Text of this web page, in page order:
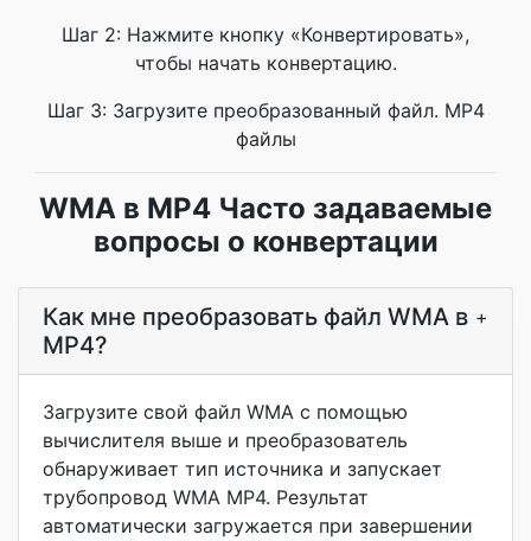
Шаг 2: Нажмите кнопку «Конвертировать»,
чтобы начать конвертацию.
Шаг 3: Загрузите преобразованный файл. MP4
файлы
WMA в MP4 Часто задаваемые
вопросы о конвертации
Как мне преобразовать файл WMA в
MP4?
+
Загрузите свой файл WMA с помощью
вычислителя выше и преобразователь
обнаруживает тип источника и запускает
трубопровод WMA MP4. Результат
автоматически загружается при завершении